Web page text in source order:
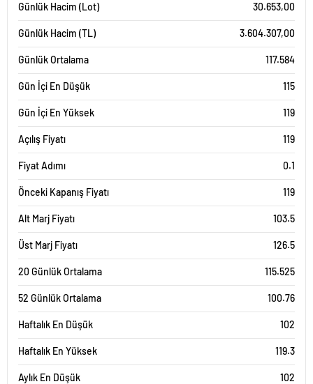
Günlük Hacim (Lot) 30.653,00
Günlük Hacim (TL) 3.604.307,00
Günlük Ortalama 117.584
Gün İçi En Düşük 115
Gün İçi En Yüksek 119
Açılış Fiyatı 119
Fiyat Adımı 0.1
Önceki Kapanış Fiyatı 119
Alt Marj Fiyatı 103.5
Üst Marj Fiyatı 126.5
20 Günlük Ortalama 115.525
52 Günlük Ortalama 100.76
Haftalık En Düşük 102
Haftalık En Yüksek 119.3
Aylık En Düşük 102